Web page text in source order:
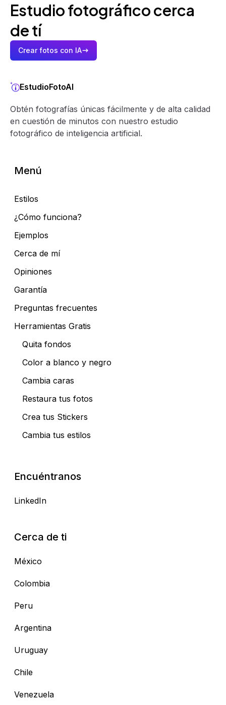
Estudio fotográfico cerca
de tí
Crear fotos con IA
EstudioFotoAI
Obtén fotografías únicas fácilmente y de alta calidad
en cuestión de minutos con nuestro estudio
fotográfico de inteligencia artificial.
Menú
Estilos
¿Cómo funciona?
Ejemplos
Cerca de mí
Opiniones
Garantía
Preguntas frecuentes
Herramientas Gratis
Quita fondos
Color a blanco y negro
Cambia caras
Restaura tus fotos
Crea tus Stickers
Cambia tus estilos
Encuéntranos
LinkedIn
Cerca de ti
México
Colombia
Peru
Argentina
Uruguay
Chile
Venezuela